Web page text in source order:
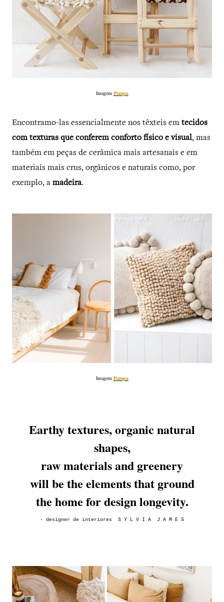
Imagem Pampa
Encontramo-las essencialmente nos têxteis em tecidos
com texturas que conferem conforto físico e visual, mas
também em peças de cerâmica mais artesanais e em
materiais mais crus, orgânicos e naturais como, por
exemplo, a madeira.
Imagem Pampa
Earthy textures, organic natural
shapes,
raw materials and greenery
will be the elements that ground
the home for design longevity.
- designer de interiores S Y L V I A J A M E S